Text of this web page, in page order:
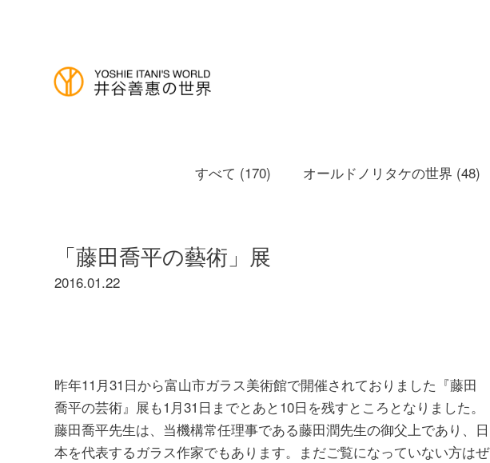
すべて (170) オールドノリタケの世界 (48)
「藤田喬平の藝術」展
2016.01.22
昨年11月31日から富山市ガラス美術館で開催されておりました『藤田
喬平の芸術』展も1月31日までとあと10日を残すところとなりました。
藤田喬平先生は、当機構常任理事である藤田潤先生の御父上であり、日
本を代表するガラス作家でもあります。まだご覧になっていない方はぜ